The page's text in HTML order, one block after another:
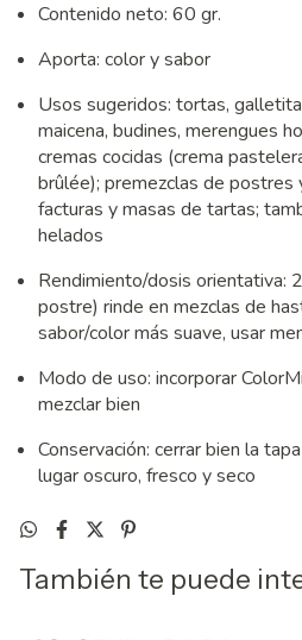
Contenido neto: 60 gr.
Aporta: color y sabor
Usos sugeridos: tortas,
maicena, budines, merengues
cremas cocidas (crema
brûlée); premezclas de postres
facturas y masas de tartas;
helados
Rendimiento/dosis orientativa:
postre) rinde en mezclas de
sabor/color más suave, usar
Modo de uso: incorporar
mezclar bien
Conservación: cerrar bien la
lugar oscuro, fresco y seco
También te puede